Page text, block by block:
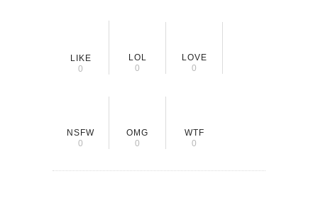
LIKE
0
LOL
0
LOVE
0
NSFW
0
OMG
0
WTF
0